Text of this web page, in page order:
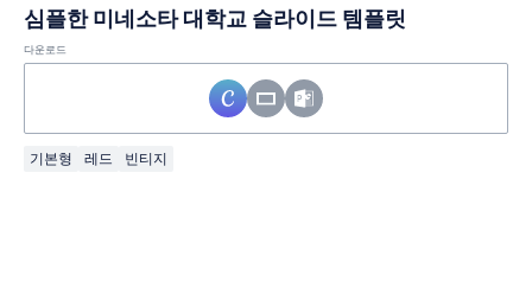
심플한 미네소타 대학교 슬라이드 템플릿
다운로드
기본형 레드 빈티지